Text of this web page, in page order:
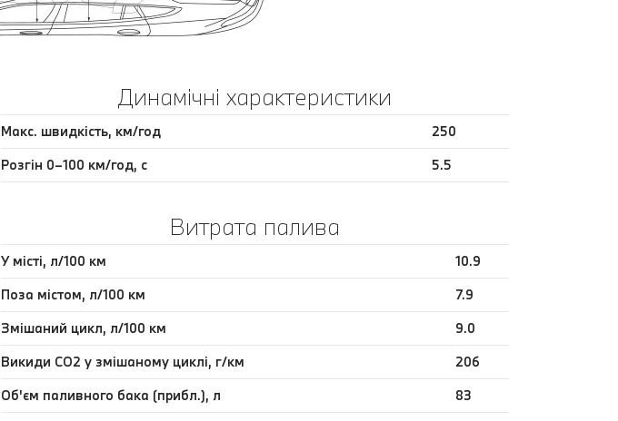
Динамічні характеристики
Макс. швидкість, км/год
250
Розгін 0–100 км/год, с
5.5
Витрата палива
У місті, л/100 км
10.9
Поза містом, л/100 км
7.9
Змішаний цикл, л/100 км
9.0
Викиди CO2 у змішаному циклі, г/км
206
Об'єм паливного бака (прибл.), л
83